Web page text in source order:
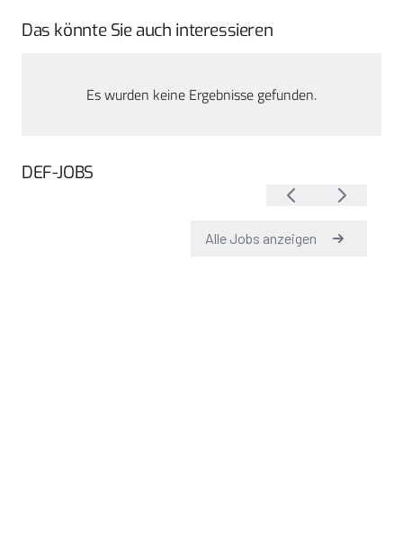
Das könnte Sie auch interessieren
Es wurden keine Ergebnisse gefunden.
DEF-JOBS